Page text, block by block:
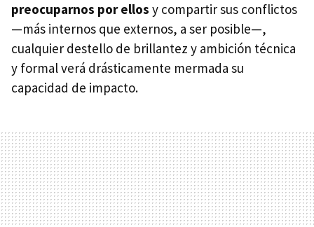
preocuparnos por ellos y compartir sus conflictos
—más internos que externos, a ser posible—,
cualquier destello de brillantez y ambición técnica
y formal verá drásticamente mermada su
capacidad de impacto.